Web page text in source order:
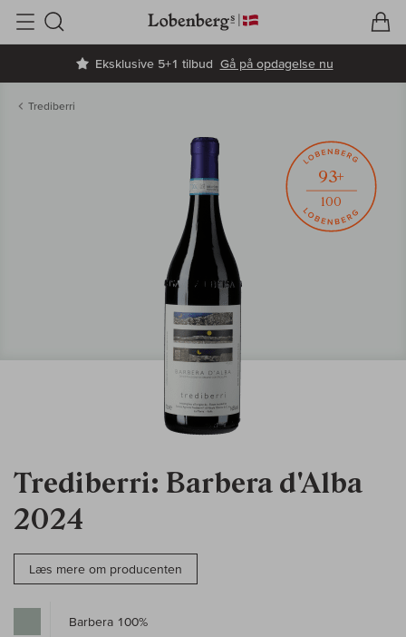
Eksklusive 5+1 tilbud Gå på opdagelse nu
Søg
Trediberri
Trediberri: Barbera d'Alba
2024
Læs mere om producenten
93+
100
Barbera 100%